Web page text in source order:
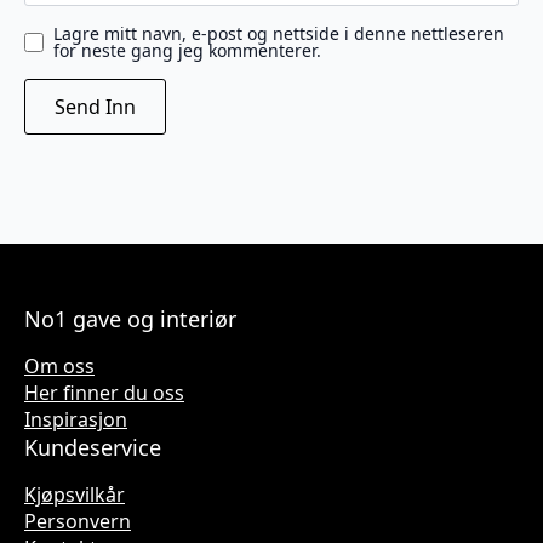
Lagre mitt navn, e-post og nettside i denne nettleseren
for neste gang jeg kommenterer.
No1 gave og interiør
Om oss
Her finner du oss
Inspirasjon
Kundeservice
Kjøpsvilkår
Personvern